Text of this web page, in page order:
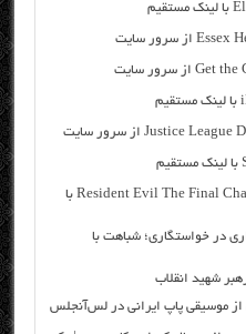
دانلود رایگان فیلم خارجی Resident Evil The Final Chapter 2017 با
در خواستگاری؛ شباهت با
از موسیقی پاپ ایرانی در لس‌آنجلس